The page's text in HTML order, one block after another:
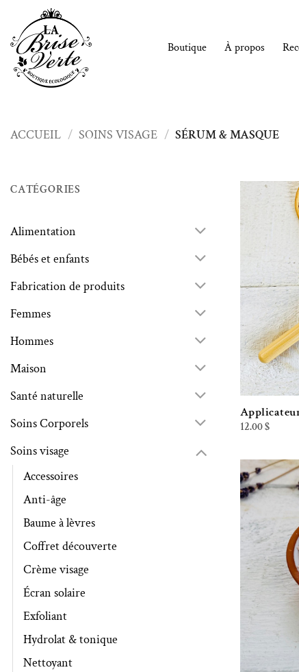
contenu
Boutique À propos
ACCUEIL / SOINS VISAGE / SÉRUM & MASQUE
CATÉGORIES
Alimentation
Bébés et enfants
Fabrication de produits
Femmes
Hommes
Maison
Santé naturelle
Soins Corporels
Soins visage
Accessoires
Anti-âge
Baume à lèvres
Coffret découverte
Crème visage
Écran solaire
Exfoliant
Hydrolat & tonique
Nettoyant
12.00$